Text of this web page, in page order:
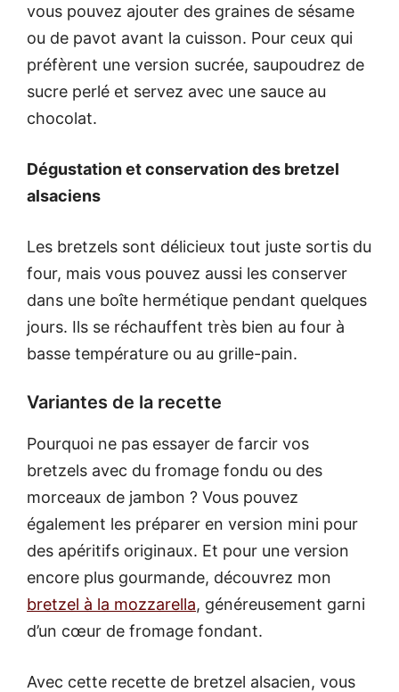
vous pouvez ajouter des graines de sésame
ou de pavot avant la cuisson. Pour ceux qui
préfèrent une version sucrée, saupoudrez de
sucre perlé et servez avec une sauce au
chocolat.
Dégustation et conservation des bretzel
alsaciens
Les bretzels sont délicieux tout juste sortis du
four, mais vous pouvez aussi les conserver
dans une boîte hermétique pendant quelques
jours. Ils se réchauffent très bien au four à
basse température ou au grille-pain.
Variantes de la recette
Pourquoi ne pas essayer de farcir vos
bretzels avec du fromage fondu ou des
morceaux de jambon ? Vous pouvez
également les préparer en version mini pour
des apéritifs originaux. Et pour une version
encore plus gourmande, découvrez mon
bretzel à la mozzarella, généreusement garni
d’un cœur de fromage fondant.
Avec cette recette de bretzel alsacien, vous